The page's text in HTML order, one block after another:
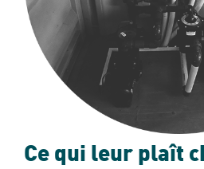
Ce qui leur plaît